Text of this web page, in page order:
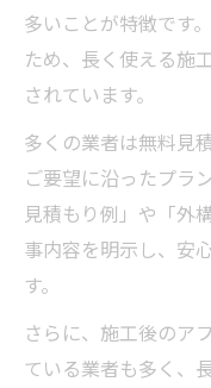
多いことが特徴です
ため、長く使える施
されています。
多くの業者は無料見
ご要望に沿ったプラ
見積もり例」や「外
事内容を明示し、安
す。
さらに、施工後のア
ている業者も多く、